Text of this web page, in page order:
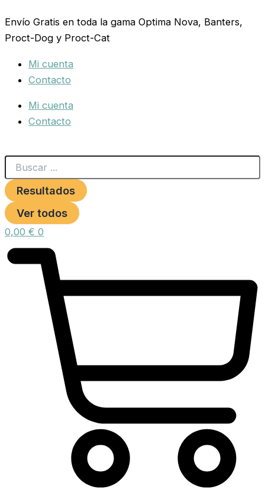
al
contenido
Envío Gratis en toda la gama Optima Nova, Banters,
Proct-Dog y Proct-Cat
Mi cuenta
Contacto
Mi cuenta
Contacto
...
Resultados
Ver todos
0,00 € 0